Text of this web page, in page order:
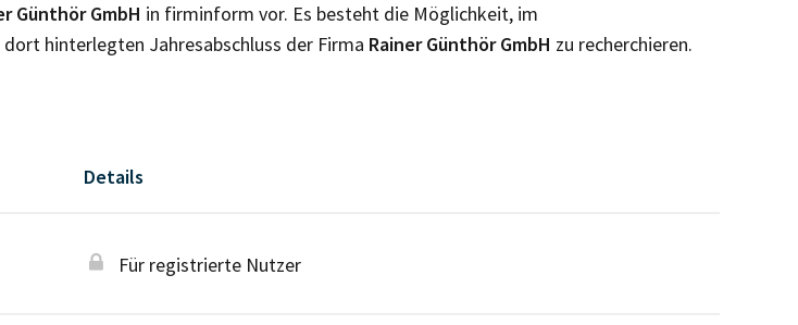
Günthör GmbH in firminform vor. Es besteht die Möglichkeit, im
dort hinterlegten Jahresabschluss der Firma Rainer Günthör GmbH zu recherchieren.
Details
Für registrierte Nutzer